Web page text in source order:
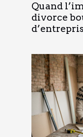
Quand
divorce